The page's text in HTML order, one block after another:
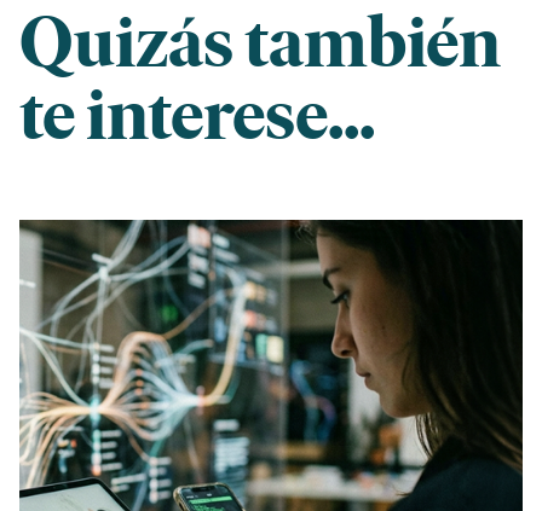
Quizás también
te interese...